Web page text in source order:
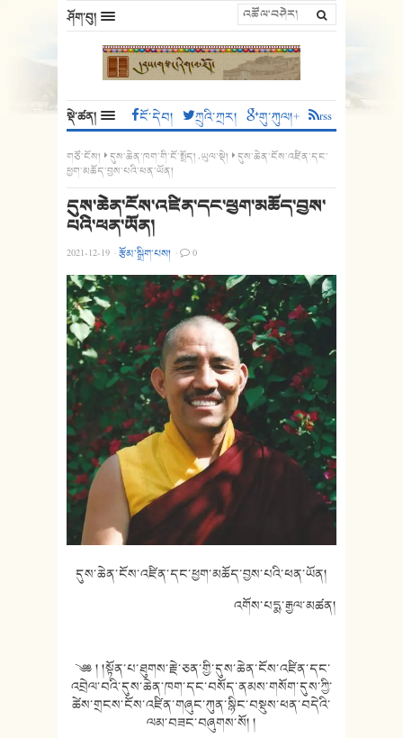
ཤོག་བུ།
སྡེ་ཚན། ངོ་དེབ། ཀྲུའི་ཀྲར། གུ་ཀུལ།+ rss
གཙོ་ངོས། དུས་ཆེན་ཁག་གི་ངོ་སྤྲོད།,ཡུལ་སྡེ།
དུས་ཆེན་ངོས་འཛིན་དང་
ཕྱག་མཆོད་བྱས་པའི་ཕན་ཡོན།
དུས་ཆེན་ངོས་འཛིན་དང་ཕྱག་མཆོད་བྱས་
པའི་ཕན་ཡོན།
2021-12-19 ·རྩོམ་སྒྲིག་པས། · 0
དུས་ཆེན་ངོས་འཛིན་དང་ཕྱག་མཆོད་བྱས་པའི་ཕན་ཡོན།
འགོས་པདྨ་རྒྱལ་མཚན།
༄༅ ། །སྟོན་པ་ཐུགས་རྗེ་ཅན་གྱི་དུས་ཆེན་ངོས་འཛིན་དང་
འབྲེལ་བའི་དུས་ཆེན་ཁག་དང་བསོད་ནམས་གསོག་དུས་ཀྱི་
ཚེས་གྲངས་ངོས་འཛིན་གཞུང་ཀུན་སྙིང་བསྡུས་ཕན་བདེའི་
ལམ་བཟང་བཞུགས་སོ། །